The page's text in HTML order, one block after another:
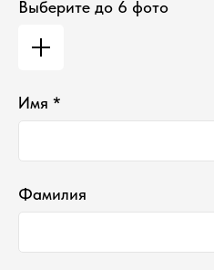
Выберите до 6 фото
Имя *
Фамилия